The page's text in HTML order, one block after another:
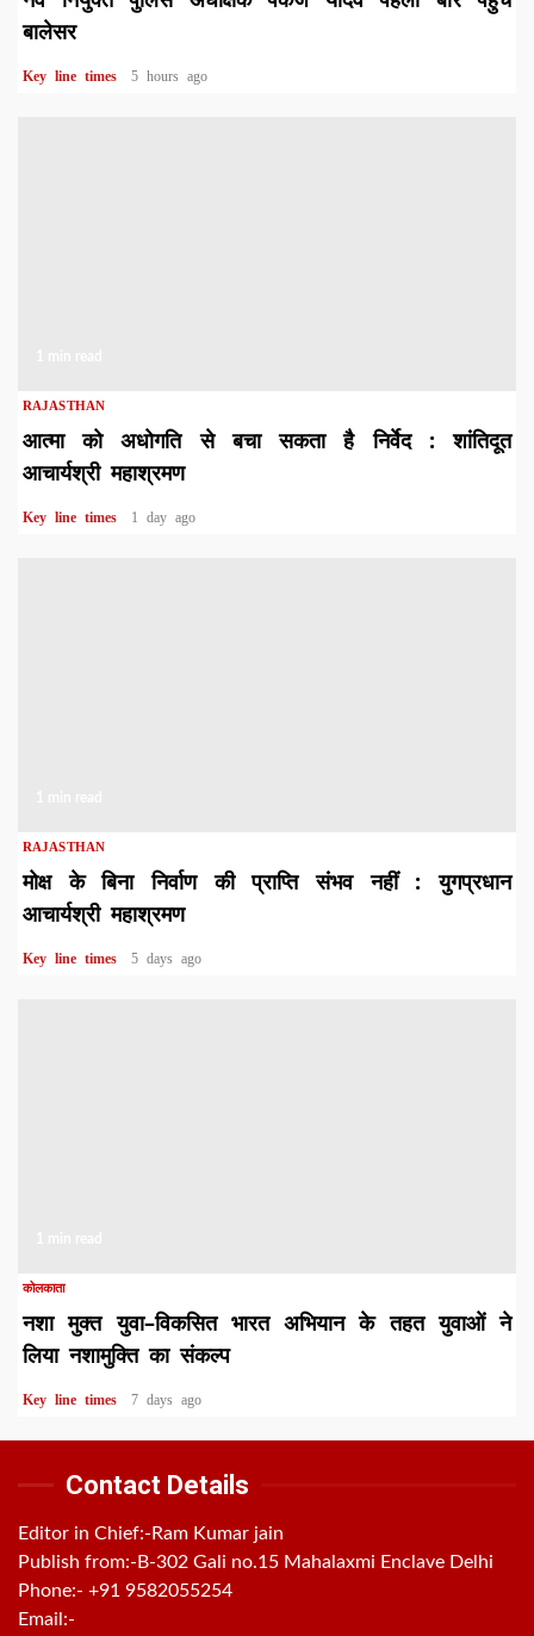
बालेसर
Key line times 5 hours ago
RAJASTHAN
आत्मा को अधोगति से बचा सकता है निर्वेद : शांतिदूत
आचार्यश्री महाश्रमण
Key line times 1 day ago
RAJASTHAN
मोक्ष के बिना निर्वाण की प्राप्ति संभव नहीं : युगप्रधान
आचार्यश्री महाश्रमण
Key line times 5 days ago
कोलकाता
नशा मुक्त युवा–विकसित भारत अभियान के तहत युवाओं ने
लिया नशामुक्ति का संकल्प
Key line times 7 days ago
Contact Details
Editor in Chief:-Ram Kumar jain
Publish from:- B-302 Gali no.15 Mahalaxmi Enclave Delhi
Phone:- +91 9582055254
Email:-